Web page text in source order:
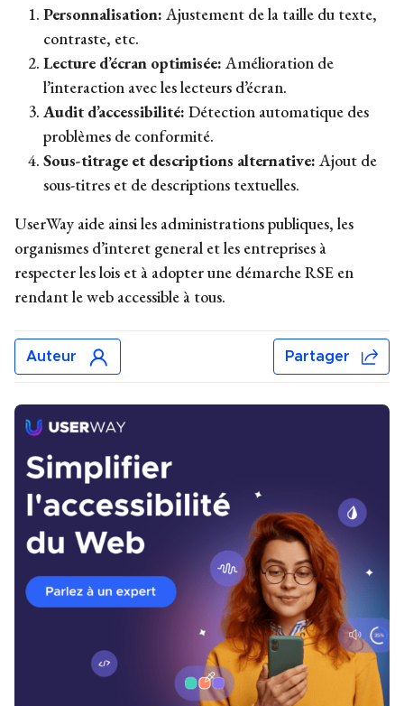
Personnalisation: Ajustement de la taille du texte,
contraste, etc.
Lecture d’écran optimisée: Amélioration de
l’interaction avec les lecteurs d’écran.
Audit d’accessibilité: Détection automatique des
problèmes de conformité.
Sous-titrage et descriptions alternative: Ajout de
sous-titres et de descriptions textuelles.
UserWay aide ainsi les administrations publiques, les
organismes d’interet general et les entreprises à
respecter les lois et à adopter une démarche RSE en
rendant le web accessible à tous.
Auteur
Moran Vizel
Partager